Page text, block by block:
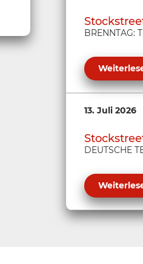
13. Juli 2026
DEUTSCHE